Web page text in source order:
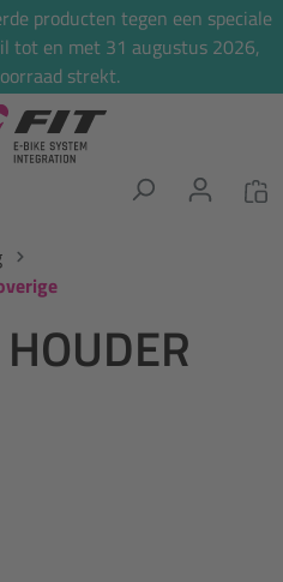
producten tegen een speciale
tot en met 31 augustus 2026,
strekt.